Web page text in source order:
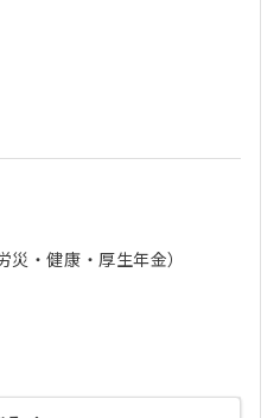
災・健康・厚生年金）